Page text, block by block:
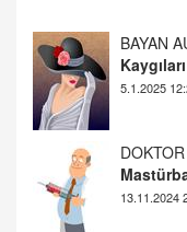
DOKTOR
13.11.2024
ALİ
Adana